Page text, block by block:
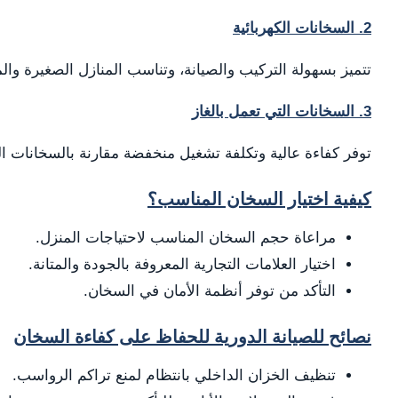
2. السخانات الكهربائية
تتميز بسهولة التركيب والصيانة، وتناسب المنازل الصغيرة
3. السخانات التي تعمل بالغاز
توفر كفاءة عالية وتكلفة تشغيل منخفضة مقارنة بالسخانات
كيفية اختيار السخان المناسب؟
مراعاة حجم السخان المناسب لاحتياجات المنزل.
اختيار العلامات التجارية المعروفة بالجودة والمتانة.
التأكد من توفر أنظمة الأمان في السخان.
نصائح للصيانة الدورية للحفاظ على كفاءة السخان
تنظيف الخزان الداخلي بانتظام لمنع تراكم الرواسب.